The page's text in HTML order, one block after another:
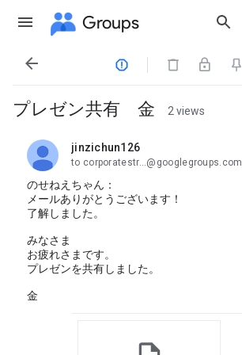
Groups
 
プレゼン共有 金 2 views
jinzichun126
unread,
to corporatestr...@googlegroups.com
のせねえちゃん：
メールありがとうございます！
了解しました。
みなさま
お疲れさまです。
プレゼンを共有しました。
金